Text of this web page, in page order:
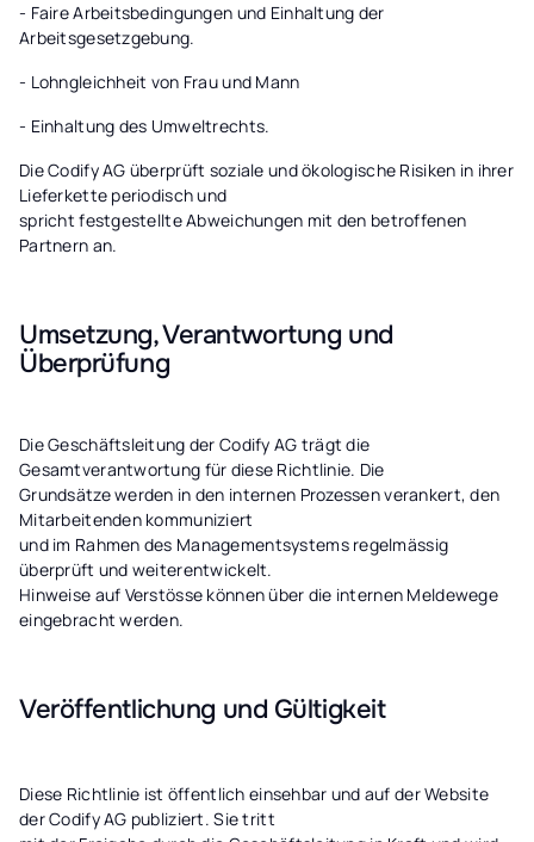
- Faire Arbeitsbedingungen und Einhaltung der
Arbeitsgesetzgebung.
- Lohngleichheit von Frau und Mann
- Einhaltung des Umweltrechts.
Die Codify AG überprüft soziale und ökologische Risiken in ihrer
Lieferkette periodisch und
spricht festgestellte Abweichungen mit den betroffenen
Partnern an.
Umsetzung, Verantwortung und
Überprüfung
Die Geschäftsleitung der Codify AG trägt die
Gesamtverantwortung für diese Richtlinie. Die
Grundsätze werden in den internen Prozessen verankert, den
Mitarbeitenden kommuniziert
und im Rahmen des Managementsystems regelmässig
überprüft und weiterentwickelt.
Hinweise auf Verstösse können über die internen Meldewege
eingebracht werden.
Veröffentlichung und Gültigkeit
Diese Richtlinie ist öffentlich einsehbar und auf der Website
der Codify AG publiziert. Sie tritt